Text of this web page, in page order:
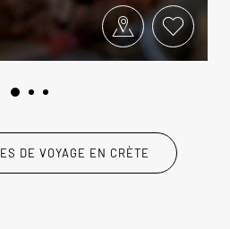
DE VOYAGE EN CRÈTE